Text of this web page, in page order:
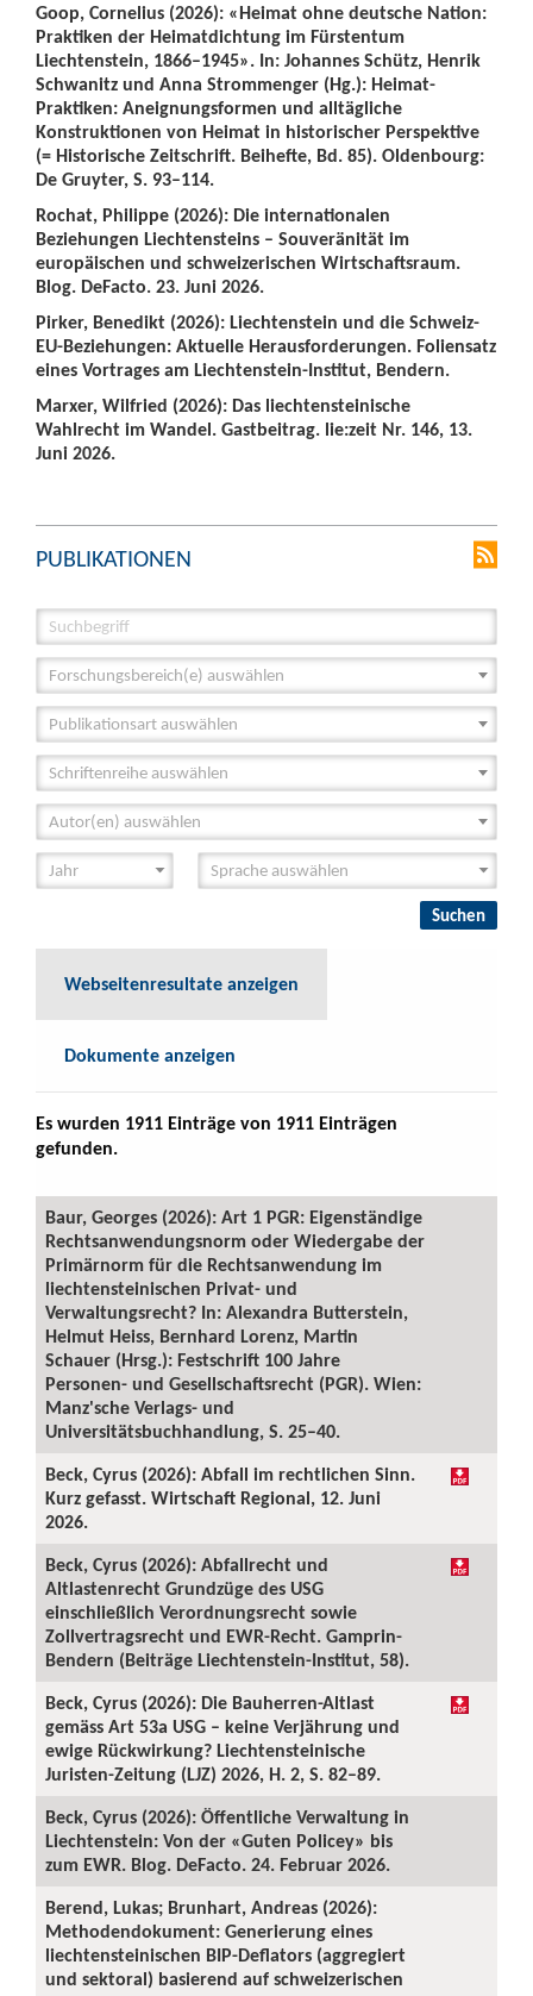
Goop, Cornelius (2026): «Heimat ohne deutsche Nation:
Praktiken der Heimatdichtung im Fürstentum
Liechtenstein, 1866–1945». In: Johannes Schütz, Henrik
Schwanitz und Anna Strommenger (Hg.): Heimat-
Praktiken: Aneignungsformen und alltägliche
Konstruktionen von Heimat in historischer Perspektive
(= Historische Zeitschrift. Beihefte, Bd. 85). Oldenbourg:
De Gruyter, S. 93–114.
Rochat, Philippe (2026): Die internationalen
Beziehungen Liechtensteins – Souveränität im
europäischen und schweizerischen Wirtschaftsraum.
Blog. DeFacto. 23. Juni 2026.
Pirker, Benedikt (2026): Liechtenstein und die Schweiz-
EU-Beziehungen: Aktuelle Herausforderungen. Foliensatz
eines Vortrages am Liechtenstein-Institut, Bendern.
Marxer, Wilfried (2026): Das liechtensteinische
Wahlrecht im Wandel. Gastbeitrag. lie:zeit Nr. 146, 13.
Juni 2026.
PUBLIKATIONEN
Forschungsbereich(e) auswählen
Publikationsart auswählen
Schriftenreihe auswählen
Autor(en) auswählen
Webseitenresultate anzeigen
Dokumente anzeigen
Es wurden 1911 Einträge von 1911 Einträgen
gefunden.
Baur, Georges (2026): Art 1 PGR: Eigenständige
Rechtsanwendungsnorm oder Wiedergabe der
Primärnorm für die Rechtsanwendung im
liechtensteinischen Privat- und
Verwaltungsrecht? In: Alexandra Butterstein,
Helmut Heiss, Bernhard Lorenz, Martin
Schauer (Hrsg.): Festschrift 100 Jahre
Personen- und Gesellschaftsrecht (PGR). Wien:
Manz'sche Verlags- und
Universitätsbuchhandlung, S. 25–40.
Beck, Cyrus (2026): Abfall im rechtlichen Sinn.
Kurz gefasst. Wirtschaft Regional, 12. Juni
2026.
Beck, Cyrus (2026): Abfallrecht und
Altlastenrecht Grundzüge des USG
einschließlich Verordnungsrecht sowie
Zollvertragsrecht und EWR-Recht. Gamprin-
Bendern (Beiträge Liechtenstein-Institut, 58).
Beck, Cyrus (2026): Die Bauherren-Altlast
gemäss Art 53a USG – keine Verjährung und
ewige Rückwirkung? Liechtensteinische
Juristen-Zeitung (LJZ) 2026, H. 2, S. 82–89.
Beck, Cyrus (2026): Öffentliche Verwaltung in
Liechtenstein: Von der «Guten Policey» bis
zum EWR. Blog. DeFacto. 24. Februar 2026.
Berend, Lukas; Brunhart, Andreas (2026):
Methodendokument: Generierung eines
liechtensteinischen BIP-Deflators (aggregiert
und sektoral) basierend auf schweizerischen